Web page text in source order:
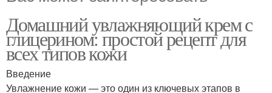
Домашний увлажняющий крем с
глицерином: простой рецепт для
всех типов кожи
Введение
Увлажнение кожи — это один из ключевых этапов в